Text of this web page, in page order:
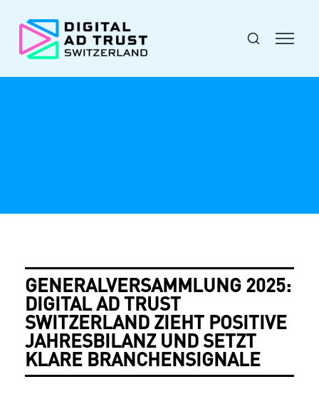
GENERALVERSAMMLUNG 2025:
DIGITAL AD TRUST
SWITZERLAND ZIEHT POSITIVE
JAHRESBILANZ UND SETZT
KLARE BRANCHENSIGNALE